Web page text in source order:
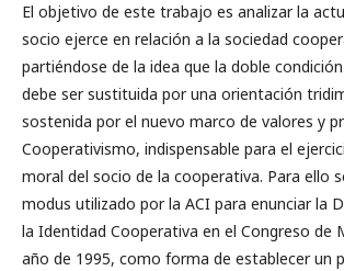
El objetivo de este trabajo es analizar la
socio ejerce en relación a la sociedad
partiéndose de la idea que la doble
debe ser sustituida por una orientación
sostenida por el nuevo marco de valores y
Cooperativismo, indispensable para el
moral del socio de la cooperativa. Para ello
modus utilizado por la ACI para enunciar la
la Identidad Cooperativa en el Congreso de
año de 1995, como forma de establecer un